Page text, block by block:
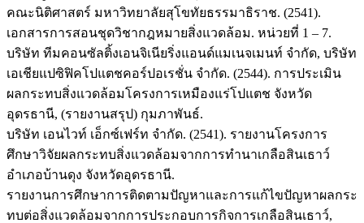
คณะนิติศาสตร์ มหาวิทยาลัยสุโขทัยธรรมาธิราช. (2541).
เอกสารการสอนชุดวิชากฎหมายสิ่งแวดล้อม. หน่วยที่ 1 – 7.
บริษัท ทีมคอนซัลติ้งเอนจิเนียริ่งแอนด์แมเนจเมนท์ จำกัด, บริษัท
เอเชียแปซิฟิคโปแตชคอร์ปอเรชั่น จำกัด. (2544). การประเมิน
ผลกระทบสิ่งแวดล้อมโครงการเหมืองแร่โปแตช จังหวัด
อุดรธานี, (รายงานสรุป) กุมภาพันธ์.
บริษัท เอนไวท์ เอ็กซ์เฟร์ท จำกัด. (2541). รายงานโครงการ
ศึกษาวิจัยผลกระทบสิ่งแวดล้อมจากการทำนาเกลือสินเธาว์
อำเภอบ้านดุง จังหวัดอุดรธานี.
รายงานการศึกษาการติดตามปัญหาและการแก้ไขปัญหาผลกระ
ทบต่อสิ่งแวดล้อมจากการประกอบการกิจการเกลือสินเธาว์,